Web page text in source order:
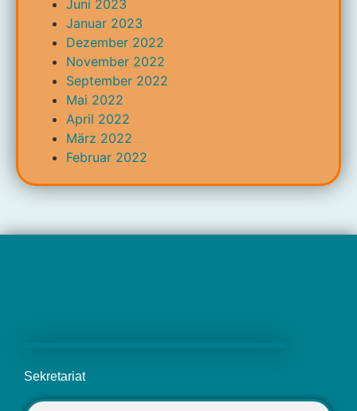
Juni 2023
Januar 2023
Dezember 2022
November 2022
September 2022
Mai 2022
April 2022
März 2022
Februar 2022
Sekretariat